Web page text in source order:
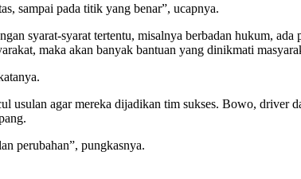
sampai pada titik yang benar”, ucapnya.
syarat-syarat tertentu, misalnya berbadan hukum,
maka akan banyak bantuan yang dinikmati
usulan agar mereka dijadikan tim sukses. Bowo, driver
perubahan”, pungkasnya.